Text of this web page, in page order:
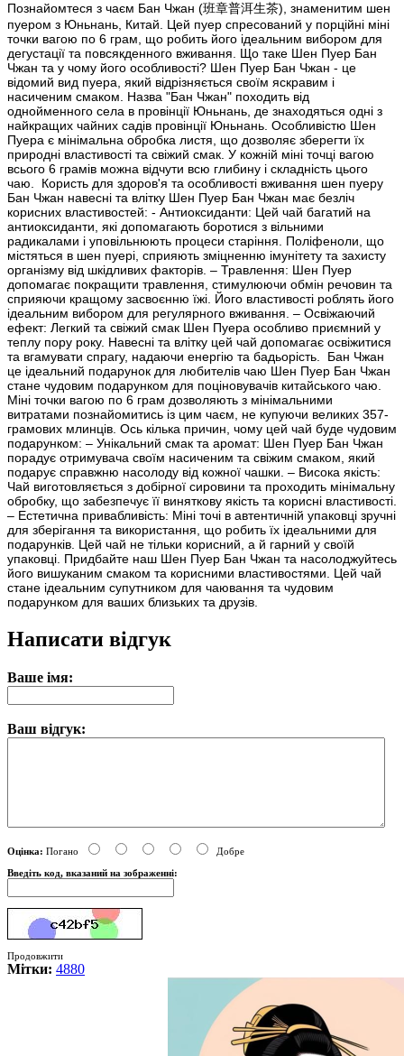
Познайомтеся з чаєм Бан Чжан (班章普洱生茶), знаменитим шен
пуером з Юньнань, Китай. Цей пуер спресований у порційні міні
точки вагою по 6 грам, що робить його ідеальним вибором для
дегустації та повсякденного вживання. Що таке Шен Пуер Бан
Чжан та у чому його особливості? Шен Пуер Бан Чжан - це
відомий вид пуера, який відрізняється своїм яскравим і
насиченим смаком. Назва "Бан Чжан" походить від
однойменного села в провінції Юньнань, де знаходяться одні з
найкращих чайних садів провінції Юньнань. Особливістю Шен
Пуера є мінімальна обробка листя, що дозволяє зберегти їх
природні властивості та свіжий смак. У кожній міні точці вагою
всього 6 грамів можна відчути всю глибину і складність цього
чаю. Користь для здоров'я та особливості вживання шен пуеру
Бан Чжан навесні та влітку Шен Пуер Бан Чжан має безліч
корисних властивостей: - Антиоксиданти: Цей чай багатий на
антиоксиданти, які допомагають боротися з вільними
радикалами і уповільнюють процеси старіння. Поліфеноли, що
містяться в шен пуері, сприяють зміцненню імунітету та захисту
організму від шкідливих факторів. – Травлення: Шен Пуер
допомагає покращити травлення, стимулюючи обмін речовин та
сприяючи кращому засвоєнню їжі. Його властивості роблять його
ідеальним вибором для регулярного вживання. – Освіжаючий
ефект: Легкий та свіжий смак Шен Пуера особливо приємний у
теплу пору року. Навесні та влітку цей чай допомагає освіжитися
та вгамувати спрагу, надаючи енергію та бадьорість. Бан Чжан
це ідеальний подарунок для любителів чаю Шен Пуер Бан Чжан
стане чудовим подарунком для поціновувачів китайського чаю.
Міні точки вагою по 6 грам дозволяють з мінімальними
витратами познайомитись із цим чаєм, не купуючи великих 357-
грамових млинців. Ось кілька причин, чому цей чай буде чудовим
подарунком: – Унікальний смак та аромат: Шен Пуер Бан Чжан
порадує отримувача своїм насиченим та свіжим смаком, який
подарує справжню насолоду від кожної чашки. – Висока якість:
Чай виготовляється з добірної сировини та проходить мінімальну
обробку, що забезпечує її виняткову якість та корисні властивості.
– Естетична привабливість: Міні точі в автентичній упаковці зручні
для зберігання та використання, що робить їх ідеальними для
подарунків. Цей чай не тільки корисний, а й гарний у своїй
упаковці. Придбайте наш Шен Пуер Бан Чжан та насолоджуйтесь
його вишуканим смаком та корисними властивостями. Цей чай
стане ідеальним супутником для чаювання та чудовим
подарунком для ваших близьких та друзів.
Написати відгук
Ваше імя:
Ваш відгук:
Оцінка: Погано
Добре
Введіть код, вказаний на зображенні:
Продовжити
Мітки: 4880